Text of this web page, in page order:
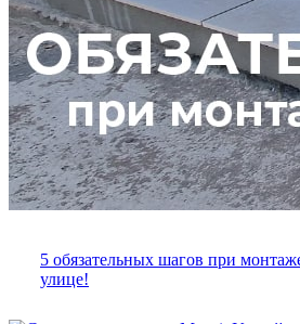
5 обязательных шагов при
улице!